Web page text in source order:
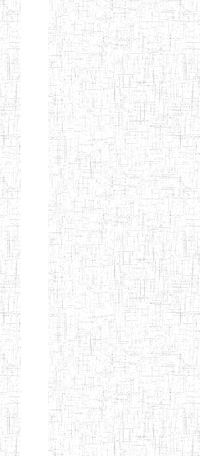
ENIEG
MODERNE
SAINTE MARIE
04/
ENIEG PRIVEE
BILINGUE LES
BOSONS
04/
ENIEG BILINGUE
LE NORMALIEN
CITOYEN
01/
ENIEG BILINGUE
CLAIRE
FONTAINE
03/
ENIEG BILINGUE
LA COURONNE
25/
ENIET BILINGUE
LA
PERFORMANCE
06/